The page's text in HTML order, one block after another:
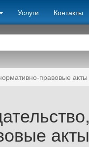
Услуги Контакты
правовые акты
акты